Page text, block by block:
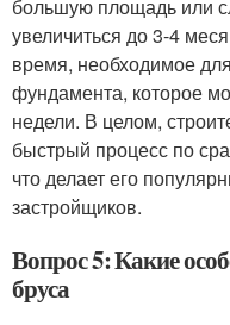
большую площадь или
увеличиться до 3-4
время, необходимое
фундамента, которое
недели. В целом,
быстрый процесс по
что делает его
застройщиков.
Вопрос 5: Какие
бруса